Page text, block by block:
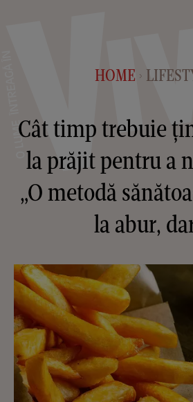
HOME >
Cât timp trebuie
la prăjit pentru a
„O metodă
la abur,